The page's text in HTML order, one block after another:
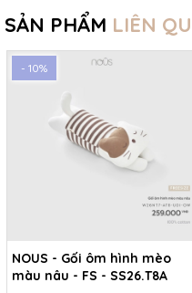
SẢN PHẨM LIÊN
- 10%
NOUS - Gối ôm hình mèo
màu nâu - FS - SS26.T8A